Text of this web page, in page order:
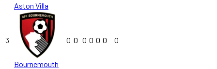
Aston Villa
3
Bournemouth
0 0 0 0 0 0 0